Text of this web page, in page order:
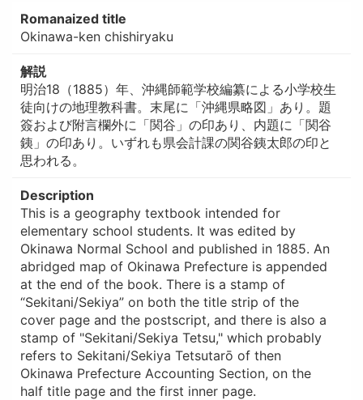
Romanaized title
Okinawa-ken chishiryaku
解説
明治18（1885）年、沖縄師範学校編纂による小学校生
徒向けの地理教科書。末尾に「沖縄県略図」あり。題
簽および附言欄外に「関谷」の印あり、内題に「関谷
銕」の印あり。いずれも県会計課の関谷銕太郎の印と
思われる。
Description
This is a geography textbook intended for
elementary school students. It was edited by
Okinawa Normal School and published in 1885. An
abridged map of Okinawa Prefecture is appended
at the end of the book. There is a stamp of
“Sekitani/Sekiya” on both the title strip of the
cover page and the postscript, and there is also a
stamp of "Sekitani/Sekiya Tetsu," which probably
refers to Sekitani/Sekiya Tetsutarō of then
Okinawa Prefecture Accounting Section, on the
half title page and the first inner page.